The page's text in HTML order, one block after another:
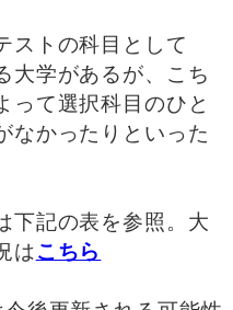
ストの科目として
大学があるが、こち
って選択科目のひと
なかったりといった
下記の表を参照。大
はこちら